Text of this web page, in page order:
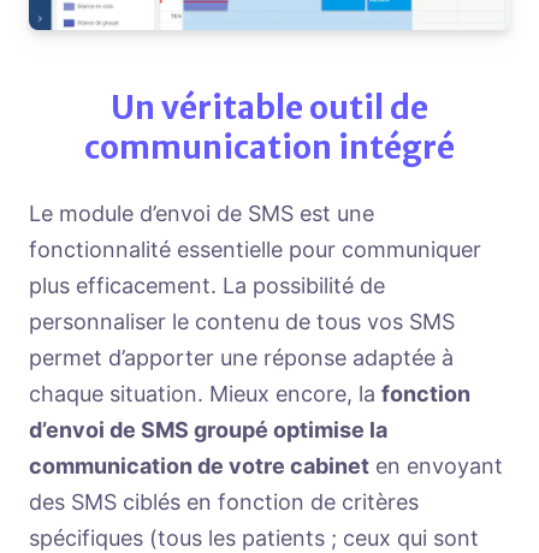
Un véritable outil de
communication intégré
Le module d’envoi de SMS est une
fonctionnalité essentielle pour communiquer
plus efficacement. La possibilité de
personnaliser le contenu de tous vos SMS
permet d’apporter une réponse adaptée à
chaque situation. Mieux encore, la fonction
d’envoi de SMS groupé optimise la
communication de votre cabinet en envoyant
des SMS ciblés en fonction de critères
spécifiques (tous les patients ; ceux qui sont